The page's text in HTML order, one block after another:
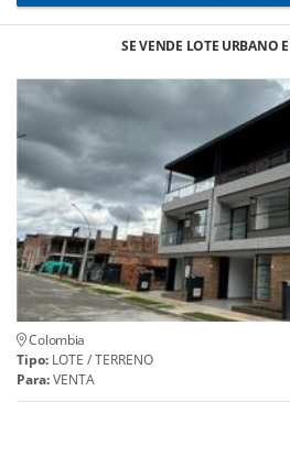
SE VENDE LOTE URBANO
Colombia
Tipo: LOTE / TERRENO
Para:VENTA